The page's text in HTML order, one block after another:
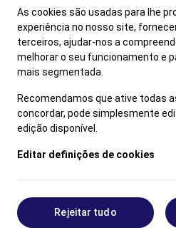
As cookies são usadas para lhe
experiência no nosso site,
terceiros, ajudar-nos a
melhorar o seu funcionamento e
mais segmentada.
Recomendamos que ative todas
concordar, pode simplesmente
edição disponível.
Editar definições de cookies
Rejeitar tudo